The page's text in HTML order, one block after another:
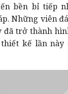
bền bỉ tiếp
Những viên
đã trở thành
kế lần này